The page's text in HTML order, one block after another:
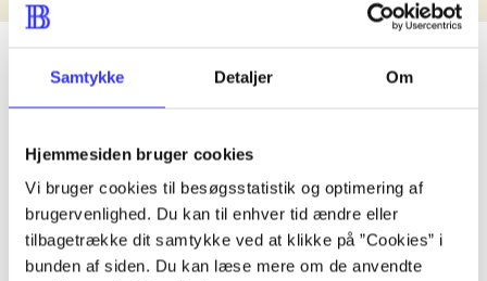
Samtykke Detaljer Om
Hjemmesiden bruger cookies
Vi bruger cookies til besøgsstatistik og optimering af
brugervenlighed. Du kan til enhver tid ændre eller
tilbagetrække dit samtykke ved at klikke på ”Cookies” i
bunden af siden. Du kan læse mere om de anvendte
Nyhed
lorem ipsum dolor sit amet ...
lorem ipsum dolor sit amet ...
lorem ipsum dolor sit amet ...
lorem ipsum dolor sit amet ...
lorem ipsum dolor sit amet ...